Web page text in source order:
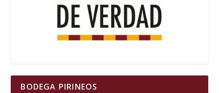
BODEGA PIRINEOS